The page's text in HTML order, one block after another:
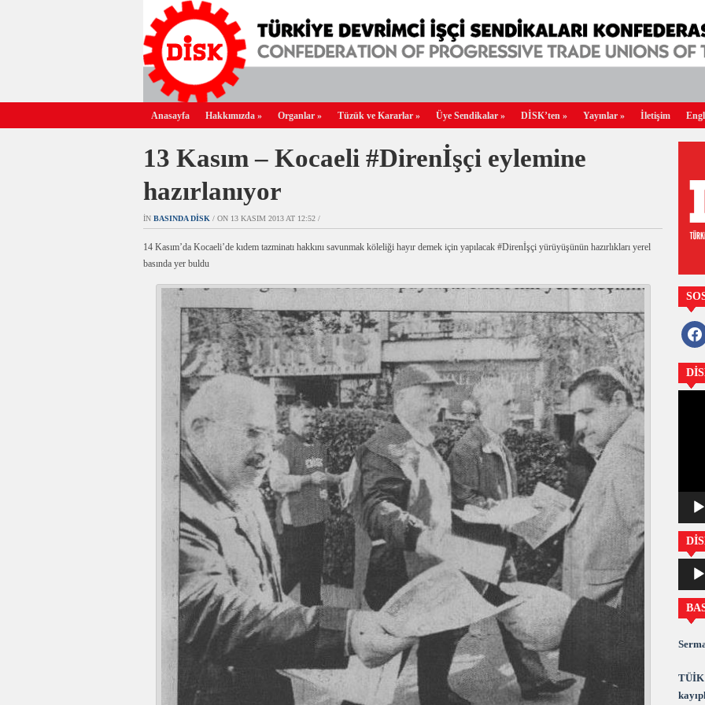
Anasayfa Hakkımızda » Organlar » Tüzük ve Kararlar » Üye Sendikalar » DİSK’ten » Yayınlar » İletişim
13 Kasım – Kocaeli #Direnİşçi eylemine
hazırlanıyor
IN BASINDA DİSK / ON 13 KASIM 2013 AT 12:52 /
14 Kasım’da Kocaeli’de kıdem tazminatı hakkını savunmak köleliği hayır demek için yapılacak #Direnİşçi yürüyüşünün hazırlıkları yerel
basında yer buldu
oynatıcı
TÜİK